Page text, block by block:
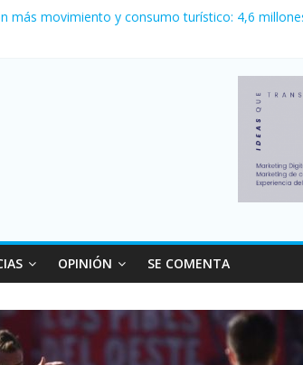
2 a 2 con Boca en el Coloso del Parque
más movimiento y consumo turístico: 4,6
OPINIÓN SE COMENTA